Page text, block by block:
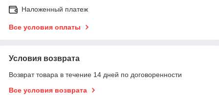
Наложенный платеж
Все условия оплаты
Условия возврата
Возврат товара в течение 14 дней по договоренности
Все условия возврата